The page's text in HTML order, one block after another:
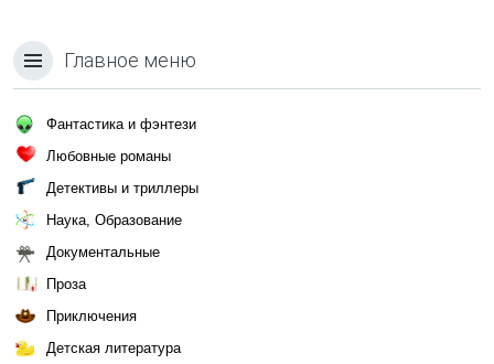
Главное меню
Фантастика и фэнтези
Любовные романы
Детективы и триллеры
Наука, Образование
Документальные
Проза
Приключения
Детская литература